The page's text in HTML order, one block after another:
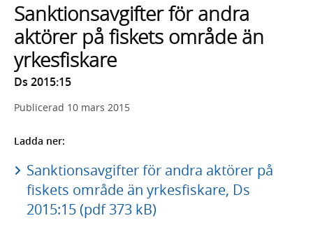
med
sökförslag
Sanktionsavgifter för andra
aktörer på fiskets område än
yrkesfiskare
Ds 2015:15
Publicerad 10 mars 2015
Ladda ner:
Sanktionsavgifter för andra aktörer på
fiskets område än yrkesfiskare, Ds
2015:15 (pdf 373 kB)